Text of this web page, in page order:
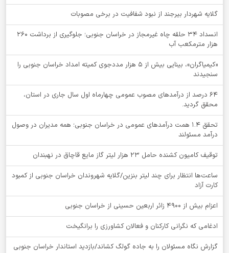
گلایه شهردار بیرجند از نبود شفافیت در برخی مصوبات
انسداد ۳۴ حلقه چاه غیرمجاز در خراسان جنوبی؛ جلوگیری از برداشت ۲۶۰
هزار مترمکعب آب
«کیمیاگران»، بینایی بیش از ۵ هزار مددجوی کمیته امداد خراسان جنوبی را
سنجیدند
64 درصد از درآمدهای مصوب عمومی چهارماه اول سال جاری در استان،
محقق گردید.
تحقق ۱.۴ همت درآمدهای عمومی در خراسان جنوبی؛ همه مدیران در وصول
درآمد مسئولند
توقيف کامیون کشنده حامل 23 هزار لیتر گاز مایع قاچاق در نهبندان
ساعت‌ها انتظار برای چند لیتر بنزین/گلایه شهروندان خراسان جنوبی از کمبود
کارت آزاد
اعزام بیش از 4900 زائر اربعین حسینی از خراسان جنوبی
ادغامی که نگرانی کارکنان و فعالان کشاورزی را برانگیخت
گزارش نگاه مسئولان را به جاده گولگ کشاند/بازدید استاندار خراسان جنوبی